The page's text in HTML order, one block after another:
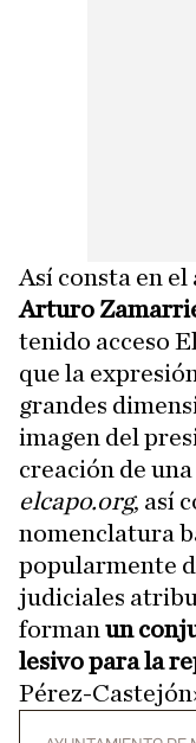
Así consta en
Arturo
tenido acceso
que la
grandes
imagen del
creación de
elcapo.org, así
nomenclatura
popularmente
judiciales
forman un
lesivo para la
Pérez-